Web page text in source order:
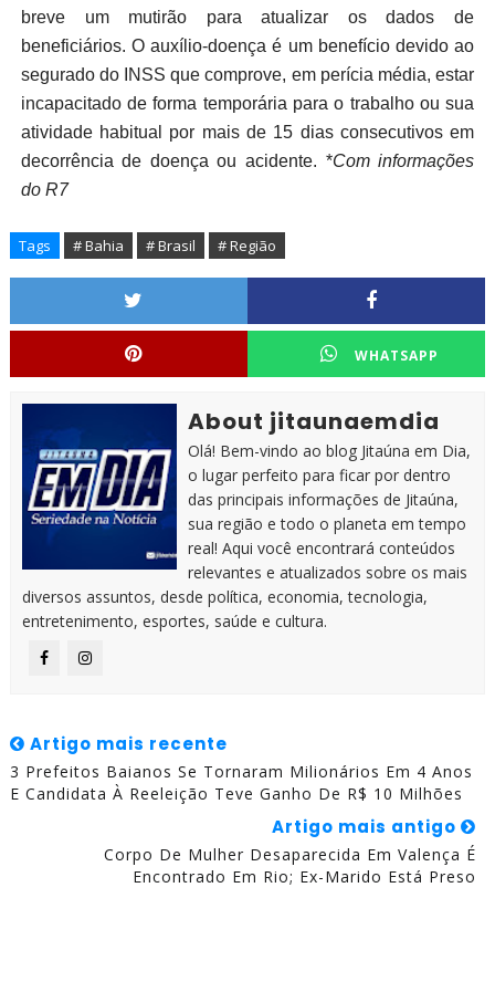
breve um mutirão para atualizar os dados de
beneficiários. O auxílio-doença é um benefício devido ao
segurado do INSS que comprove, em perícia média, estar
incapacitado de forma temporária para o trabalho ou sua
atividade habitual por mais de 15 dias consecutivos em
decorrência de doença ou acidente. *Com informações
do R7
Tags # Bahia # Brasil # Região
WHATSAPP
About jitaunaemdia
Olá! Bem-vindo ao blog Jitaúna em Dia,
o lugar perfeito para ficar por dentro
das principais informações de Jitaúna,
sua região e todo o planeta em tempo
real! Aqui você encontrará conteúdos
relevantes e atualizados sobre os mais
diversos assuntos, desde política, economia, tecnologia,
entretenimento, esportes, saúde e cultura.
Artigo mais recente
3 Prefeitos Baianos Se Tornaram Milionários Em 4 Anos
E Candidata À Reeleição Teve Ganho De R$ 10 Milhões
Artigo mais antigo
Corpo De Mulher Desaparecida Em Valença É
Encontrado Em Rio; Ex-Marido Está Preso